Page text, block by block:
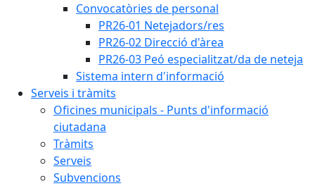
Convocatòries de personal
PR26-01 Netejadors/res
PR26-02 Direcció d'àrea
PR26-03 Peó especialitzat/da de neteja
Sistema intern d'informació
Serveis i tràmits
Oficines municipals - Punts d'informació
ciutadana
Tràmits
Serveis
Subvencions